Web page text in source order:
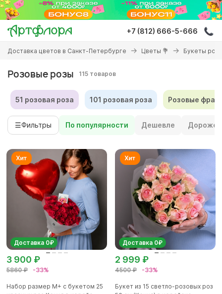
Перейти
основному
содержанию
+7 (812) 666-5-666
Вы
здесь
Доставка цветов в Санкт-Петербурге Цветы 💐 Букеты роз
Розовые розы 115 товаров
51 розовая роза 101 розовая роза Розовые
☰Фильтры По популярности Дешевле Дороже
Доставка 0₽
5860 ₽ -33%
3 900 ₽
Набор размер М+ с букетом 25
Доставка 0₽
4500 ₽ -33%
2 999 ₽
Букет из 15 светло-розовых роз